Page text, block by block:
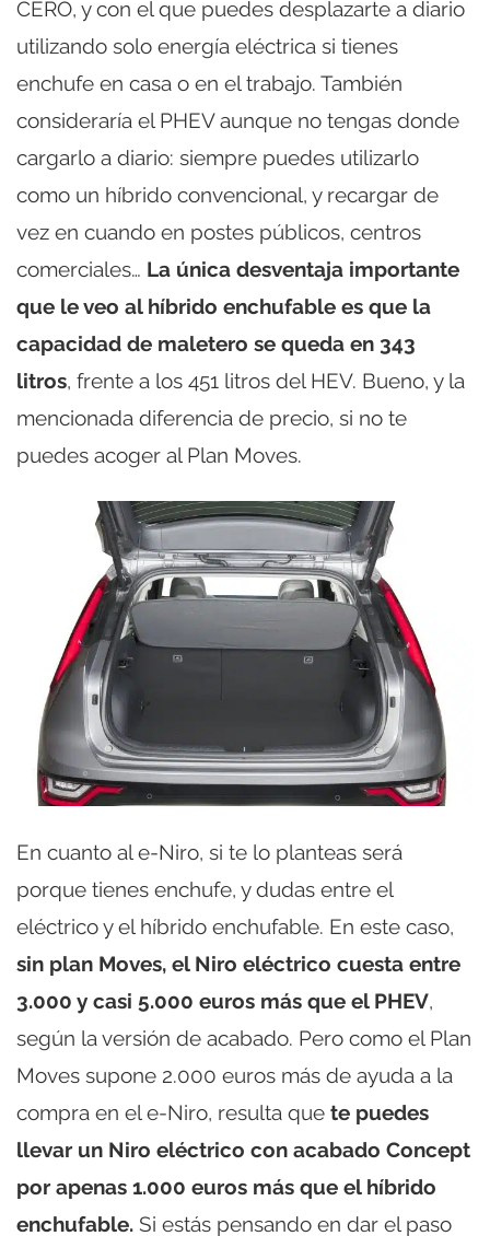
CERO, y con el que puedes desplazarte a diario
utilizando solo energía eléctrica si tienes
enchufe en casa o en el trabajo. También
consideraría el PHEV aunque no tengas donde
cargarlo a diario: siempre puedes utilizarlo
como un híbrido convencional, y recargar de
vez en cuando en postes públicos, centros
comerciales… La única desventaja importante
que le veo al híbrido enchufable es que la
capacidad de maletero se queda en 343
litros, frente a los 451 litros del HEV. Bueno, y la
mencionada diferencia de precio, si no te
puedes acoger al Plan Moves.
En cuanto al e-Niro, si te lo planteas será
porque tienes enchufe, y dudas entre el
eléctrico y el híbrido enchufable. En este caso,
sin plan Moves, el Niro eléctrico cuesta entre
3.000 y casi 5.000 euros más que el PHEV,
según la versión de acabado. Pero como el Plan
Moves supone 2.000 euros más de ayuda a la
compra en el e-Niro, resulta que te puedes
llevar un Niro eléctrico con acabado Concept
por apenas 1.000 euros más que el híbrido
enchufable. Si estás pensando en dar el paso